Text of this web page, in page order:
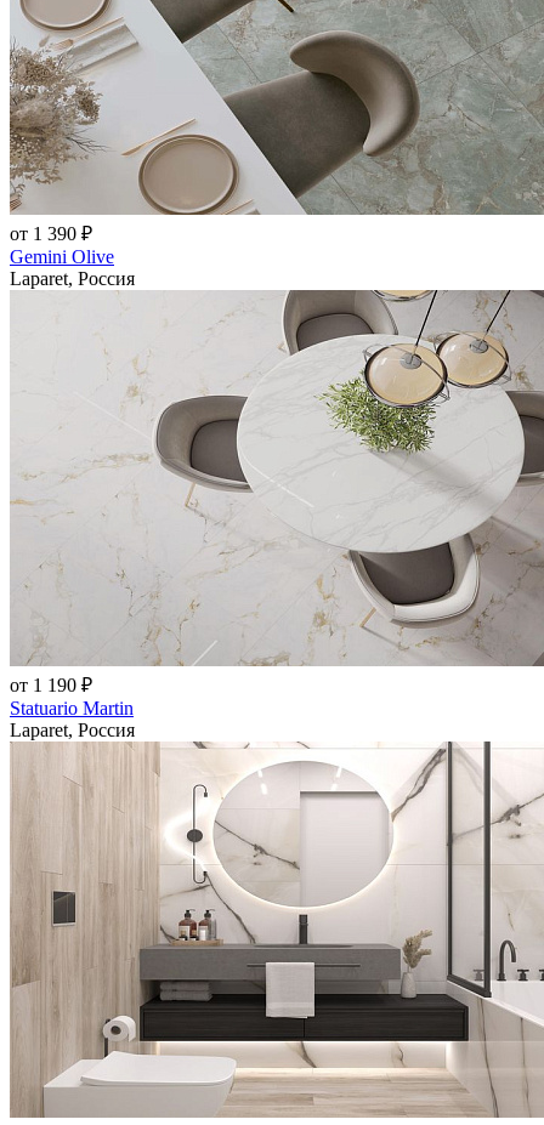
от 1 390 ₽
Gemini Olive
Laparet, Россия
от 1 190 ₽
Statuario Martin
Laparet, Россия